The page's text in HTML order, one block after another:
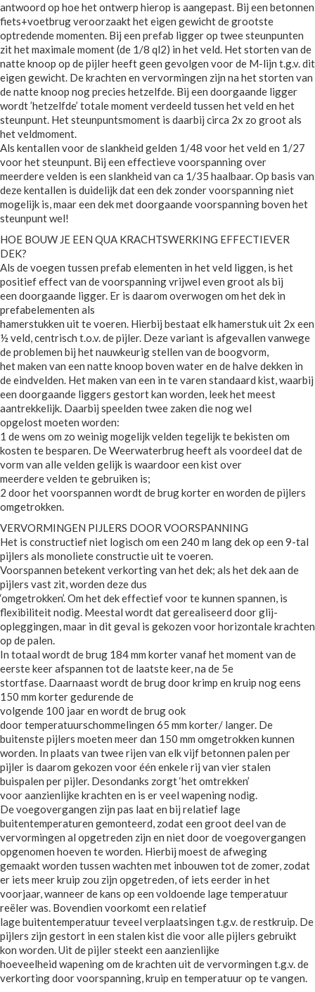
antwoord op hoe het ontwerp hierop is aangepast. Bij een betonnen
fiets+voetbrug veroorzaakt het eigen gewicht de grootste
optredende momenten. Bij een prefab ligger op twee steunpunten
zit het maximale moment (de 1/8 ql2) in het veld. Het storten van de
natte knoop op de pijler heeft geen gevolgen voor de M-lijn t.g.v. dit
eigen gewicht. De krachten en vervormingen zijn na het storten van
de natte knoop nog precies hetzelfde. Bij een doorgaande ligger
wordt ’hetzelfde’ totale moment verdeeld tussen het veld en het
steunpunt. Het steunpuntsmoment is daarbij circa 2x zo groot als
het veldmoment.
Als kentallen voor de slankheid gelden 1/48 voor het veld en 1/27
voor het steunpunt. Bij een effectieve voorspanning over
meerdere velden is een slankheid van ca 1/35 haalbaar. Op basis van
deze kentallen is duidelijk dat een dek zonder voorspanning niet
mogelijk is, maar een dek met doorgaande voorspanning boven het
steunpunt wel!
HOE BOUW JE EEN QUA KRACHTSWERKING EFFECTIEVER
DEK?
Als de voegen tussen prefab elementen in het veld liggen, is het
positief effect van de voorspanning vrijwel even groot als bij
een doorgaande ligger. Er is daarom overwogen om het dek in
prefabelementen als
hamerstukken uit te voeren. Hierbij bestaat elk hamerstuk uit 2x een
½ veld, centrisch t.o.v. de pijler. Deze variant is afgevallen vanwege
de problemen bij het nauwkeurig stellen van de boogvorm,
het maken van een natte knoop boven water en de halve dekken in
de eindvelden. Het maken van een in te varen standaard kist, waarbij
een doorgaande liggers gestort kan worden, leek het meest
aantrekkelijk. Daarbij speelden twee zaken die nog wel
opgelost moeten worden:
1 de wens om zo weinig mogelijk velden tegelijk te bekisten om
kosten te besparen. De Weerwaterbrug heeft als voordeel dat de
vorm van alle velden gelijk is waardoor een kist over
meerdere velden te gebruiken is;
2 door het voorspannen wordt de brug korter en worden de pijlers
omgetrokken.
VERVORMINGEN PIJLERS DOOR VOORSPANNING
Het is constructief niet logisch om een 240 m lang dek op een 9-tal
pijlers als monoliete constructie uit te voeren.
Voorspannen betekent verkorting van het dek; als het dek aan de
pijlers vast zit, worden deze dus
‘omgetrokken’. Om het dek effectief voor te kunnen spannen, is
flexibiliteit nodig. Meestal wordt dat gerealiseerd door glij-
opleggingen, maar in dit geval is gekozen voor horizontale krachten
op de palen.
In totaal wordt de brug 184 mm korter vanaf het moment van de
eerste keer afspannen tot de laatste keer, na de 5e
stortfase. Daarnaast wordt de brug door krimp en kruip nog eens
150 mm korter gedurende de
volgende 100 jaar en wordt de brug ook
door temperatuurschommelingen 65 mm korter/ langer. De
buitenste pijlers moeten meer dan 150 mm omgetrokken kunnen
worden. In plaats van twee rijen van elk vijf betonnen palen per
pijler is daarom gekozen voor één enkele rij van vier stalen
buispalen per pijler. Desondanks zorgt ‘het omtrekken’
voor aanzienlijke krachten en is er veel wapening nodig.
De voegovergangen zijn pas laat en bij relatief lage
buitentemperaturen gemonteerd, zodat een groot deel van de
vervormingen al opgetreden zijn en niet door de voegovergangen
opgenomen hoeven te worden. Hierbij moest de afweging
gemaakt worden tussen wachten met inbouwen tot de zomer, zodat
er iets meer kruip zou zijn opgetreden, of iets eerder in het
voorjaar, wanneer de kans op een voldoende lage temperatuur
reëler was. Bovendien voorkomt een relatief
lage buitentemperatuur teveel verplaatsingen t.g.v. de restkruip. De
pijlers zijn gestort in een stalen kist die voor alle pijlers gebruikt
kon worden. Uit de pijler steekt een aanzienlijke
hoeveelheid wapening om de krachten uit de vervormingen t.g.v. de
verkorting door voorspanning, kruip en temperatuur op te vangen.